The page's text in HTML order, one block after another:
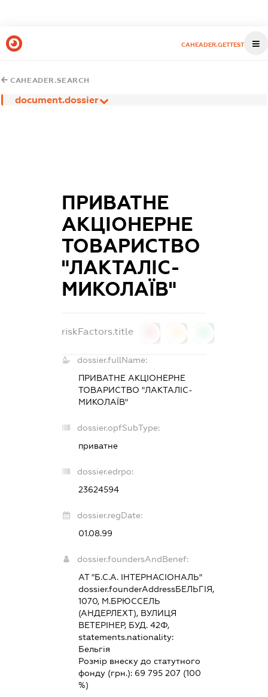
CAHEADER.GETTEST
CAHEADER.SEARCH
document.dossier
ПРИВАТНЕ
АКЦІОНЕРНЕ
ТОВАРИСТВО
"ЛАКТАЛІС-
МИКОЛАЇВ"
riskFactors.title
dossier.fullName:
ПРИВАТНЕ АКЦІОНЕРНЕ
ТОВАРИСТВО "ЛАКТАЛІС-
МИКОЛАЇВ"
dossier.opfSubType:
приватне
dossier.edrpo:
23624594
dossier.regDate:
01.08.99
dossier.foundersAndBenef:
АТ "Б.С.А. ІНТЕРНАСІОНАЛЬ"
dossier.founderAddressБЕЛЬГІЯ,
1070, М.БРЮССЕЛЬ
(АНДЕРЛЕХТ), ВУЛИЦЯ
ВЕТЕРІНЕР, БУД. 42Ф,
statements.nationality:
Бельгія
Розмір внеску до статутного
фонду (грн.): 69 795 207(100
%)